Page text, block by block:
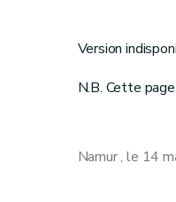
Version
N.B. Cette
Namur , le 14